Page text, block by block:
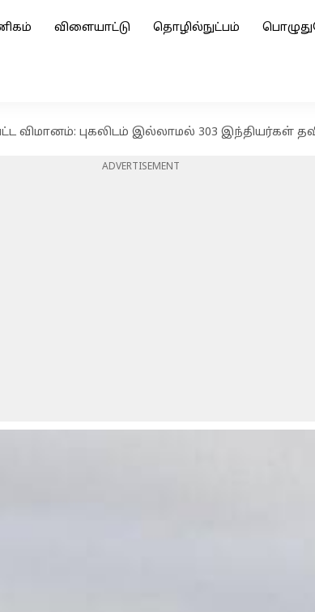
விளையாட்டு தொழில்நுட்பம்
விமானம்: புகலிடம் இல்லாமல் 303 இந்தியர்கள்
ADVERTISEMENT